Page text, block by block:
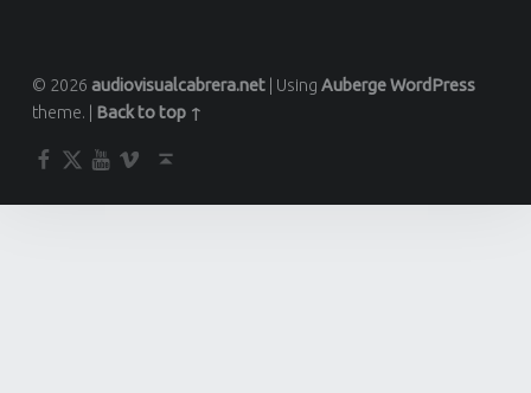
© 2026 audiovisualcabrera.net Using AubergeWordPress
theme.
Back to top ↑
Facebook
TwitterYouTube
Vimeo